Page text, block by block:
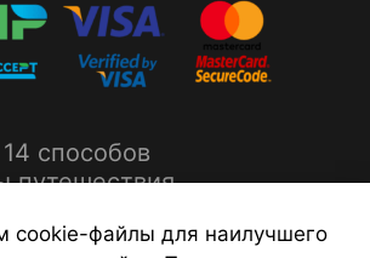
способов
путешествия
cookie-файлы для наилучшего